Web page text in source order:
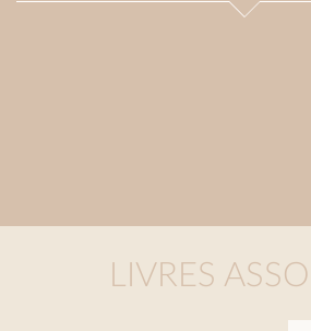
LIVRES